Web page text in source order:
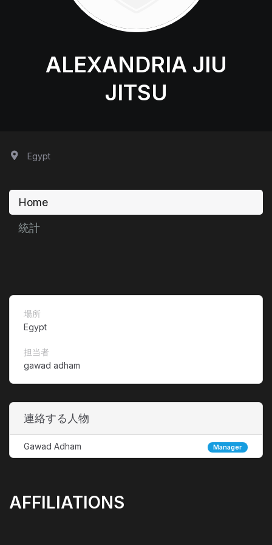
ALEXANDRIA JIU
JITSU
Egypt
Home
統計
場所
Egypt
担当者
gawad adham
連絡する人物
Gawad Adham Manager
AFFILIATIONS